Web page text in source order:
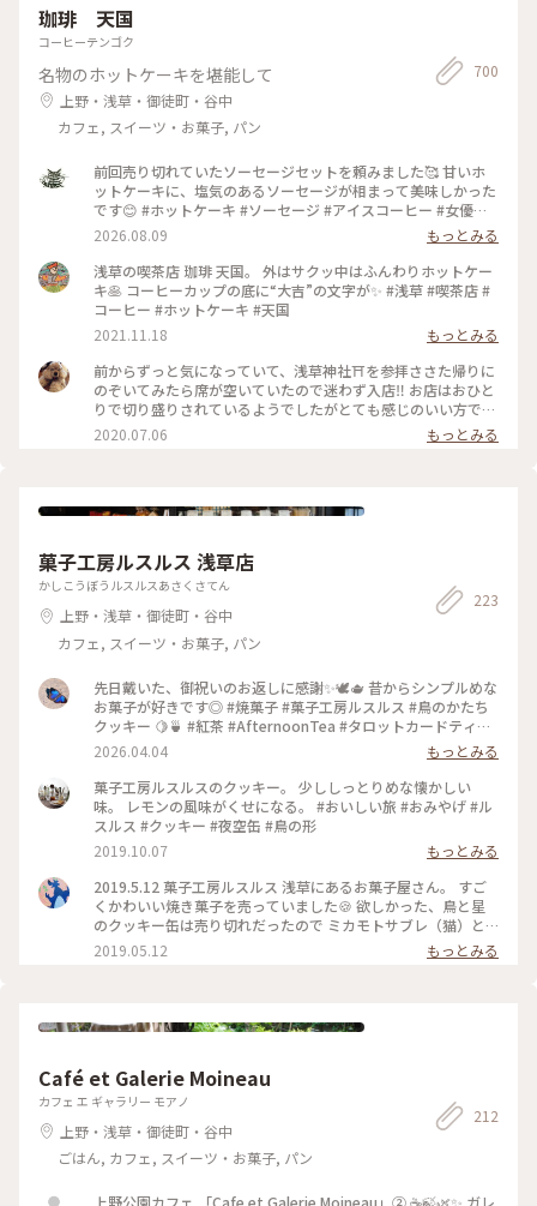
珈琲 天国
コーヒーテンゴク
名物のホットケーキを堪能して
上野・浅草・御徒町・谷中
カフェ, スイーツ・お菓子, パン
700
前回売り切れていたソーセージセットを頼みました🥰 甘いホ
ットケーキに、塩気のあるソーセージが相まって美味しかった
です😊 #ホットケーキ #ソーセージ #アイスコーヒー #女優め
し
2026.08.09
もっとみる
浅草の喫茶店 珈琲 天国。 外はサクッ中はふんわりホットケー
キ🥞 コーヒーカップの底に“大吉”の文字が✨ #浅草 #喫茶店 #
コーヒー #ホットケーキ #天国
2021.11.18
もっとみる
前からずっと気になっていて、浅草神社⛩を参拝ささた帰りに
のぞいてみたら席が空いていたので迷わず入店‼️ お店はおひと
りで切り盛りされているようでしたがとても感じのいい方で、
ホットケーキ🥞は昔ながらの素朴なかんじがコーヒー☕️によく
合って美味しかった😆💕
2020.07.06 もっとみる
菓子工房ルスルス 浅草店
かしこうぼうルスルスあさくさてん
上野・浅草・御徒町・谷中
カフェ, スイーツ・お菓子, パン
223
先日戴いた、御祝いのお返しに感謝✨🕊️🫖 昔からシンプルめな
お菓子が好きです◎ #焼菓子 #菓子工房ルスルス #鳥のかたち
クッキー 🍋🍵 #紅茶 #AfternoonTea #タロットカードティー
🐰
2026.04.04
もっとみる
菓子工房ルスルスのクッキー。 少ししっとりめな懐かしい
味。 レモンの風味がくせになる。 #おいしい旅 #おみやげ #ル
スルス #クッキー #夜空缶 #鳥の形
2019.10.07
もっとみる
2019.5.12 菓子工房ルスルス 浅草にあるお菓子屋さん。 すご
くかわいい焼き菓子を売っていました🍪 欲しかった、鳥と星
のクッキー缶は売り切れだったので ミカモトサブレ（猫）と
紅茶クッキーを買って帰りました🐱💕 今はイートインはお休
みしているみたいです。 #東京 #浅草 #スイーツ #クッキ
2019.05.12 もっとみる
Café et Galerie Moineau
カフェ エ ギャラリー モアノ
上野・浅草・御徒町・谷中
ごはん, カフェ, スイーツ・お菓子, パン
212
上野公園カフェ 「Cafe et Galerie Moineau」② ☕️🍃🌿✨ ガレ